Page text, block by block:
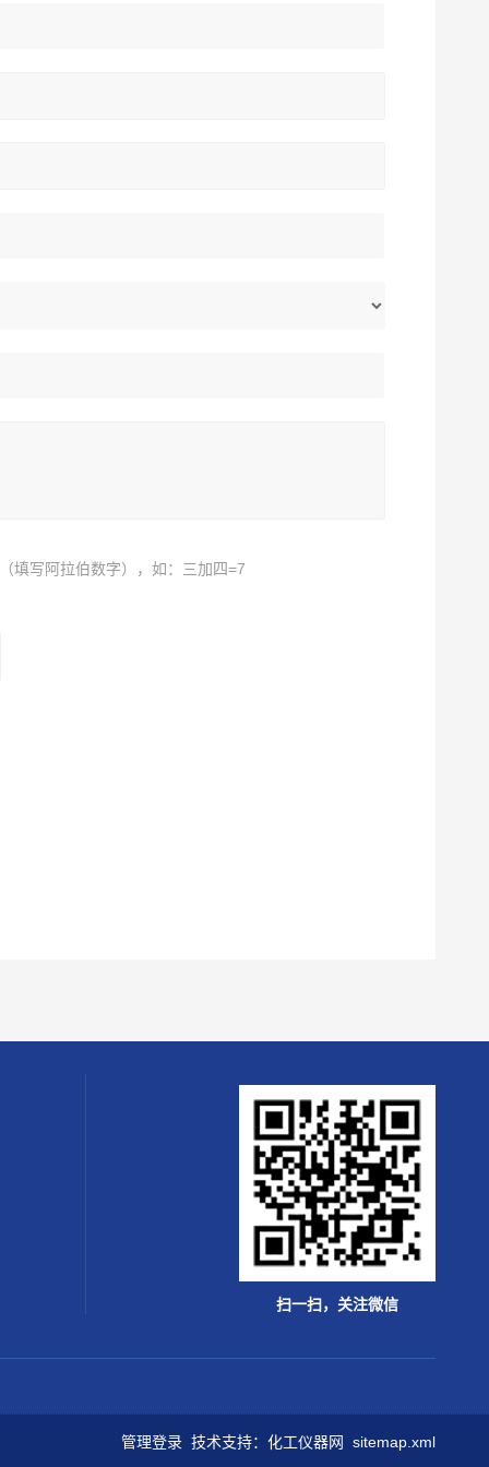
填写阿拉伯数字），如：三加四=7
扫一扫，关注微信
管理登录 技术支持： 化工仪器网 sitemap.xml